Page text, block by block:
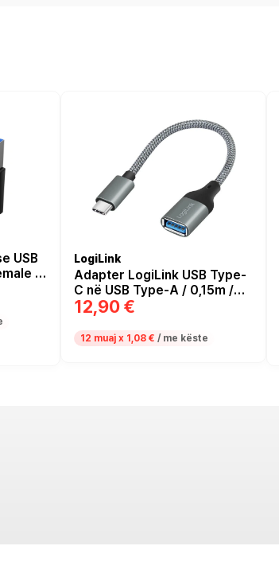
USB
/ I
LogiLink
Adapter LogiLink USB Type-
C në USB Type-A / 0,15m /
Hiri
12,90 €
12 muaj x 1,08 € / me këste